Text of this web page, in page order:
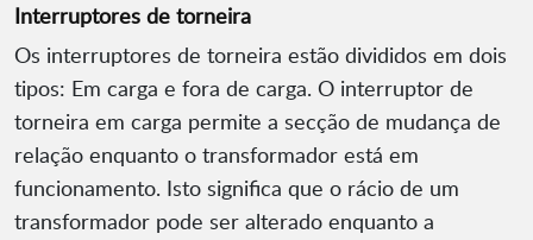
Interruptores de torneira
Os interruptores de torneira estão divididos em dois
tipos: Em carga e fora de carga. O interruptor de
torneira em carga permite a secção de mudança de
relação enquanto o transformador está em
funcionamento. Isto significa que o rácio de um
transformador pode ser alterado enquanto a